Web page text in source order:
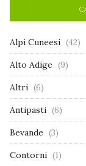
Alpi Cuneesi (42)
Alto Adige (9)
Altri (6)
Antipasti (6)
Bevande (3)
Contorni (1)